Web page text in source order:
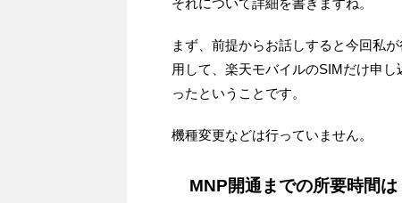
それについて詳細を書きますね。
まず、前提からお話しすると今回私
用して、楽天モバイルのSIMだけ申
ったということです。
機種変更などは行っていません。
MNP開通までの所要時間は